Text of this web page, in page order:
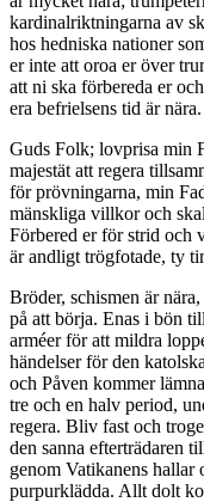
kardinalriktningarna av
hos hedniska nationer
er inte att oroa er över
att ni ska förbereda er
era befrielsens tid är nära.
Guds Folk; lovprisa min
majestät att regera
för prövningarna, min
mänskliga villkor och
Förbered er för strid och
är andligt trögfotade, ty
Bröder, schismen är
på att börja. Enas i bön
arméer för att mildra
händelser för den
och Påven kommer
tre och en halv period,
regera. Bliv fast och
den sanna efterträdaren
genom Vatikanens hallar
purpurklädda. Allt dolt